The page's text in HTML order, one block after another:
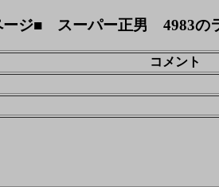
ージ■ スーパー正男 4983の
コメント